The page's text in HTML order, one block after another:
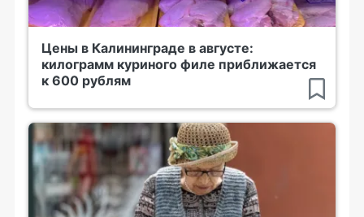
Цены в Калининграде в августе:
килограмм куриного филе приближается
к 600 рублям